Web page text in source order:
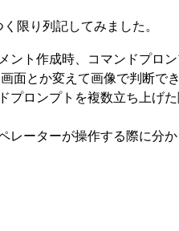
限り列記してみました。
ント作成時、コマンドプロ
面とか変えて画像で判断で
プロンプトを複数立ち上げ
レーターが操作する際に分